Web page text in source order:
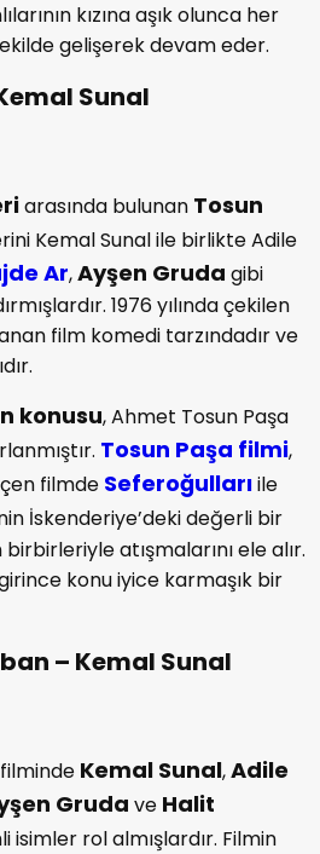
kızına aşık olunca her
gelişerek devam eder.
Sunal
arasında bulunan Tosun
Kemal Sunal ile birlikte Adile
Ar,Ayşen Gruda gibi
1976 yılında çekilen
film komedi tarzındadır ve
konusu, Ahmet Tosun Paşa
Tosun Paşa filmi,
filmde Seferoğullarıile
İskenderiye’deki değerli bir
atışmalarını ele alır.
konu iyice karmaşık bir
– Kemal Sunal
filminde Kemal Sunal,Adile
Gruda ve Halit
isimler rol almışlardır. Filmin